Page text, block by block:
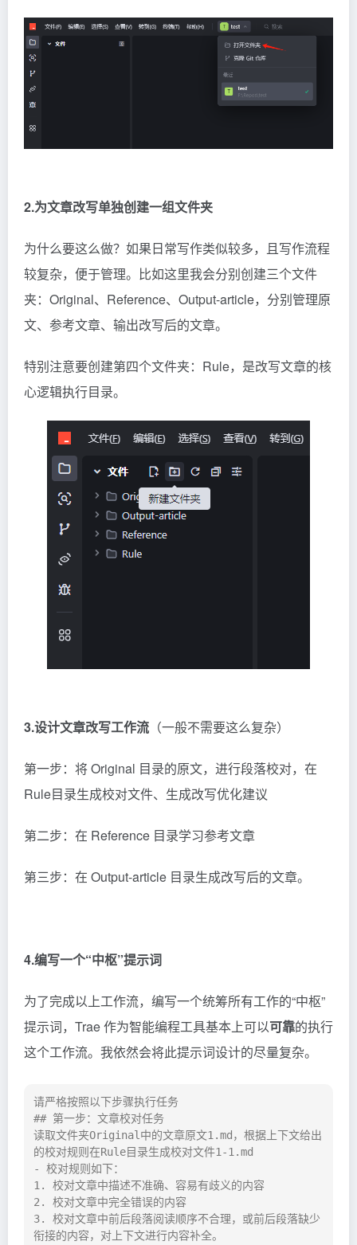
2.为文章改写单独创建一组文件夹
为什么要这么做？如果日常写作类似较多，且写作流程
较复杂，便于管理。比如这里我会分别创建三个文件
夹：Original、Reference、Output-article，分别管理原
文、参考文章、输出改写后的文章。
特别注意要创建第四个文件夹：Rule，是改写文章的核
心逻辑执行目录。
3.设计文章改写工作流 （一般不需要这么复杂）
第一步：将 Original 目录的原文，进行段落校对，在
Rule目录生成校对文件、生成改写优化建议
第二步：在 Reference 目录学习参考文章
第三步：在 Output-article 目录生成改写后的文章。
4.编写一个“中枢”提示词
为了完成以上工作流，编写一个统筹所有工作的“中枢”
提示词，Trae 作为智能编程工具基本上可以可靠的执行
这个工作流。我依然会将此提示词设计的尽量复杂。
请严格按照以下步骤执行任务
## 第一步：文章校对任务
读取文件夹Original中的文章原文1.md，根据上下文给出
的校对规则在Rule目录生成校对文件1-1.md
- 校对规则如下：
1. 校对文章中描述不准确、容易有歧义的内容
2. 校对文章中完全错误的内容
3. 校对文章中前后段落阅读顺序不合理，或前后段落缺少
衔接的内容，对上下文进行内容补全。